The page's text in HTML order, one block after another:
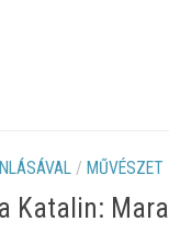
/ MŰVÉSZET
Katalin: